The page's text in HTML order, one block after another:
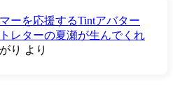
ーを応援するTintアバター
レターの夏瀬が生んでくれ
り より